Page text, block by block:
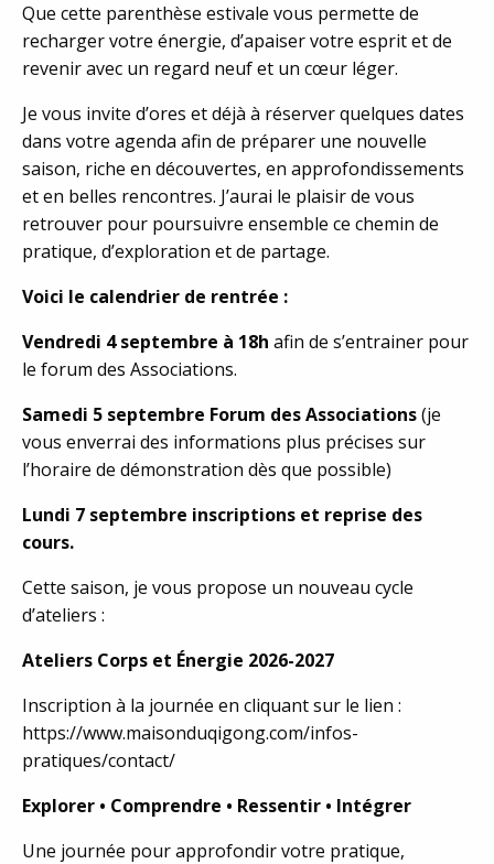
Que cette parenthèse estivale vous permette de
recharger votre énergie, d’apaiser votre esprit et de
revenir avec un regard neuf et un cœur léger.
Je vous invite d’ores et déjà à réserver quelques dates
dans votre agenda afin de préparer une nouvelle
saison, riche en découvertes, en approfondissements
et en belles rencontres. J’aurai le plaisir de vous
retrouver pour poursuivre ensemble ce chemin de
pratique, d’exploration et de partage.
Voici le calendrier de rentrée :
Vendredi 4 septembre à 18h afin de s’entrainer pour
le forum des Associations.
Samedi 5 septembre Forum des Associations(je
vous enverrai des informations plus précises sur
l’horaire de démonstration dès que possible)
Lundi 7 septembre inscriptions et reprise des
cours.
Cette saison, je vous propose un nouveau cycle
d’ateliers :
Ateliers Corps et Énergie 2026-2027
Inscription à la journée en cliquant sur le lien :
https://www.maisonduqigong.com/infos-
pratiques/contact/
Explorer • Comprendre • Ressentir • Intégrer
Une journée pour approfondir votre pratique,